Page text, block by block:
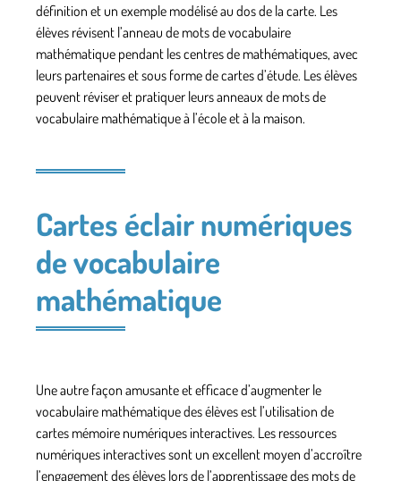
définition et un exemple modélisé au dos de la carte. Les
élèves révisent l’anneau de mots de vocabulaire
mathématique pendant les centres de mathématiques, avec
leurs partenaires et sous forme de cartes d’étude. Les élèves
peuvent réviser et pratiquer leurs anneaux de mots de
vocabulaire mathématique à l’école et à la maison.
Cartes éclair numériques
de vocabulaire
mathématique
Une autre façon amusante et efficace d’augmenter le
vocabulaire mathématique des élèves est l’utilisation de
cartes mémoire numériques interactives. Les ressources
numériques interactives sont un excellent moyen d’accroître
l’engagement des élèves lors de l’apprentissage des mots de